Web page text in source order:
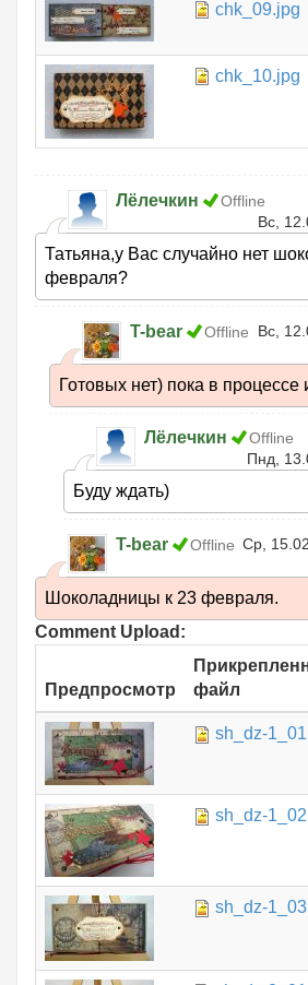
chk_09.jpg
chk_10.jpg
Лёлечкин
Offline
Вс,
Татьяна,у Вас случайно нет
февраля?
T-bear Offline Вс,
Готовых нет) пока в процессе
Лёлечкин
Offline
Пнд,
Буду ждать)
T-bear Offline Ср,
Шоколадницы к 23 февраля.
Comment Upload:
Предпросмотр
файл
sh_dz-
sh_dz-
sh_dz-